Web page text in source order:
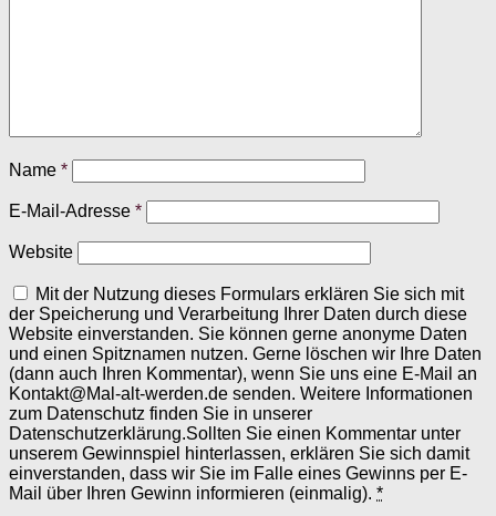
Name *
E-Mail-Adresse *
Website
Mit der Nutzung dieses Formulars erklären Sie sich mit
der Speicherung und Verarbeitung Ihrer Daten durch diese
Website einverstanden. Sie können gerne anonyme Daten
und einen Spitznamen nutzen. Gerne löschen wir Ihre Daten
(dann auch Ihren Kommentar), wenn Sie uns eine E-Mail an
Kontakt@Mal-alt-werden.de senden. Weitere Informationen
zum Datenschutz finden Sie in unserer
Datenschutzerklärung.Sollten Sie einen Kommentar unter
unserem Gewinnspiel hinterlassen, erklären Sie sich damit
einverstanden, dass wir Sie im Falle eines Gewinns per E-
Mail über Ihren Gewinn informieren (einmalig). *